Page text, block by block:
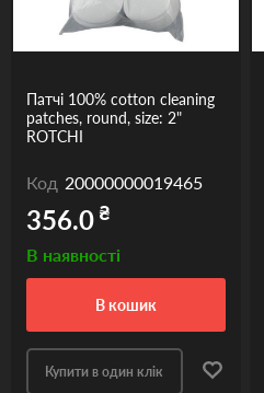
Патчі 100% cotton cleaning
patches, round, size: 2"
ROTCHI
Код 20000000019465
356.0₴
В наявності
в кошик
Купити в один клік